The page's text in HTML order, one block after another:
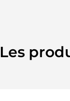
Les